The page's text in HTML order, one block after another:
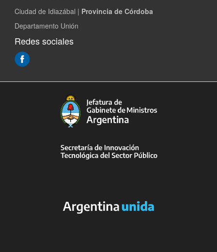
Ciudad de Idiazábal | Provincia de Córdoba
Departamento Unión
Redes sociales